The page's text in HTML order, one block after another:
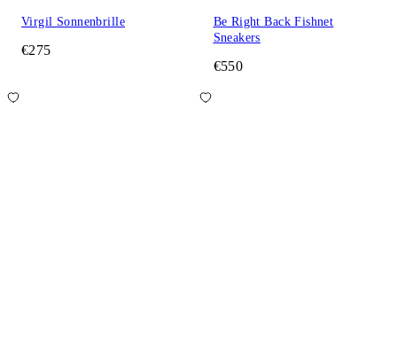
Virgil Sonnenbrille
€275
Be Right Back Fishnet
Sneakers
€550